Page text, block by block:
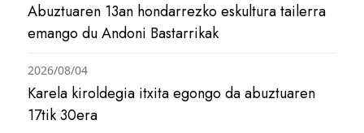
Abuztuaren 13an hondarrezko eskultura tailerra
emango du Andoni Bastarrikak
Karela kiroldegia itxita egongo da abuztuaren
17tik 30era
2026/08/04